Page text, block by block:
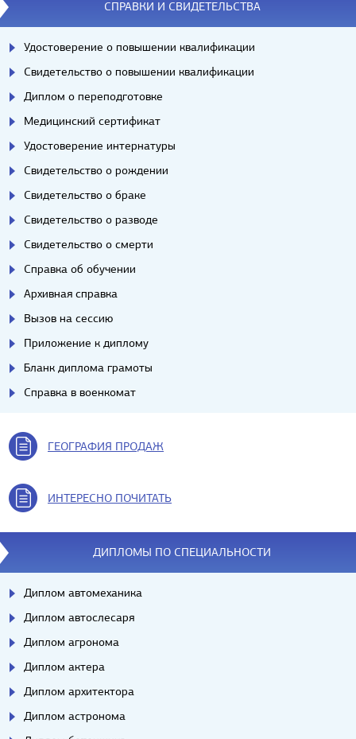
СПРАВКИ И СВИДЕТЕЛЬСТВА
Удостоверение о повышении квалификации
Свидетельство о повышении квалификации
Диплом о переподготовке
Медицинский сертификат
Удостоверение интернатуры
Свидетельство о рождении
Свидетельство о браке
Свидетельство о разводе
Свидетельство о смерти
Справка об обучении
Архивная справка
Вызов на сессию
Приложение к диплому
Бланк диплома грамоты
Справка в военкомат
ГЕОГРАФИЯ ПРОДАЖ
ИНТЕРЕСНО ПОЧИТАТЬ
ДИПЛОМЫ ПО СПЕЦИАЛЬНОСТИ
Диплом автомеханика
Диплом автослесаря
Диплом агронома
Диплом актера
Диплом архитектора
Диплом астронома